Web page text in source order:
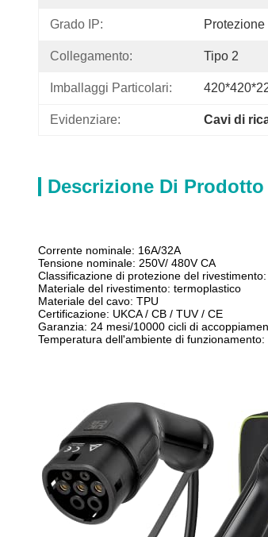
Grado IP: Protezione
Collegamento: Tipo 2
Imballaggi Particolari:
Evidenziare: Cavi di
Descrizione Di Prodotto
Corrente nominale: 16A/32A
Tensione nominale: 250V/ 480V CA
Classificazione di protezione del
Materiale del rivestimento: termoplastico
Materiale del cavo: TPU
Certificazione: UKCA / CB / TUV / CE
Garanzia: 24 mesi/10000 cicli di
Temperatura dell'ambiente di funzionamento: